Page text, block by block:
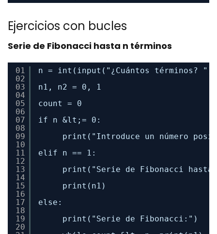
Ejercicios con bucles
Serie de Fibonacci hasta n términos
01
02
03
04
05
06
07
08
09
10
11
12
13
14
15
16
17
18
19
20
n = int(input("¿Cuántos términos?
n1, n2 = 0, 1
count = 0
if n &lt;= 0:
print("Introduce un número
elif n == 1:
print("Serie de Fibonacci
print(n1)
else:
print("Serie de Fibonacci:")